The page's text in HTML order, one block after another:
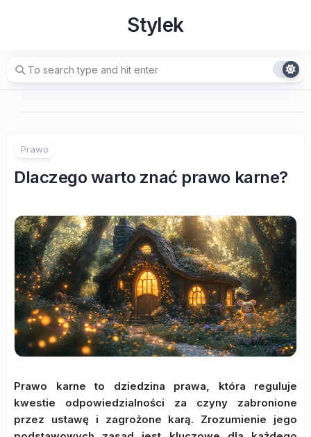
Stylek
Prawo
Dlaczego warto znać prawo karne?
Prawo karne to dziedzina prawa, która reguluje
kwestie odpowiedzialności za czyny zabronione
przez ustawę i zagrożone karą. Zrozumienie jego